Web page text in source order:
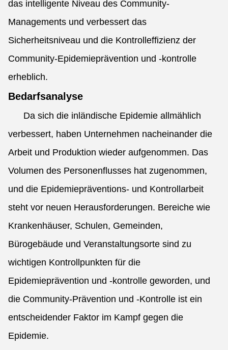
das intelligente Niveau des Community-
Managements und verbessert das
Sicherheitsniveau und die Kontrolleffizienz der
Community-Epidemieprävention und -kontrolle
erheblich.
Bedarfsanalyse
Da sich die inländische Epidemie allmählich
verbessert, haben Unternehmen nacheinander die
Arbeit und Produktion wieder aufgenommen. Das
Volumen des Personenflusses hat zugenommen,
und die Epidemiepräventions- und Kontrollarbeit
steht vor neuen Herausforderungen. Bereiche wie
Krankenhäuser, Schulen, Gemeinden,
Bürogebäude und Veranstaltungsorte sind zu
wichtigen Kontrollpunkten für die
Epidemieprävention und -kontrolle geworden, und
die Community-Prävention und -Kontrolle ist ein
entscheidender Faktor im Kampf gegen die
Epidemie.